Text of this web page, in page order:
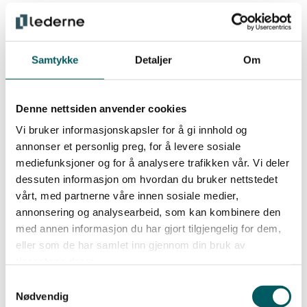
Samtykke Detaljer Om
Denne nettsiden anvender cookies
Vi bruker informasjonskapsler for å gi innhold og
annonser et personlig preg, for å levere sosiale
mediefunksjoner og for å analysere trafikken vår. Vi deler
dessuten informasjon om hvordan du bruker nettstedet
vårt, med partnerne våre innen sosiale medier,
annonsering og analysearbeid, som kan kombinere den
med annen informasjon du har gjort tilgjengelig for dem,
eller som de har samlet inn gjennom din bruk av
Nødvendig
Utfordringer knyttet til å utvikle effektive
karriereveiledningsmetoder og
inkluderer å hjelpe arbeidssøkere med å identifisere
sine ferdigheter og interesser, tilpasse CV og
søknader, forberede seg til jobbintervjuer og
Det kan være utfordrende å sikre et effektivt
samarbeid og koordinering mellom ulike aktører i
arbeid og inkluderingssektoren, som offentlige
myndigheter, arbeidsgivere,
utdanningsinstitusjoner og organisasjoner. De må
jobbe for å styrke samarbeidet og koordineringen
mellom disse aktørene. Dette for å oppnå bedre
resultater i arbeidet med inkludering og
sysselsetting.